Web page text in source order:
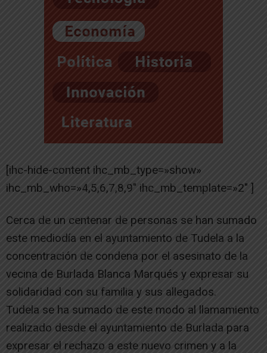
[ihc-hide-content ihc_mb_type=»show»
ihc_mb_who=»4,5,6,7,8,9″ ihc_mb_template=»2″ ]
Cerca de un centenar de personas se han sumado
este mediodía en el ayuntamiento de Tudela a la
concentración de condena por el asesinato de la
vecina de Burlada Blanca Marqués y expresar su
solidaridad con su familia y sus allegados.
Tudela se ha sumado de este modo al llamamiento
realizado desde el ayuntamiento de Burlada para
expresar el rechazo a este nuevo crimen y a la